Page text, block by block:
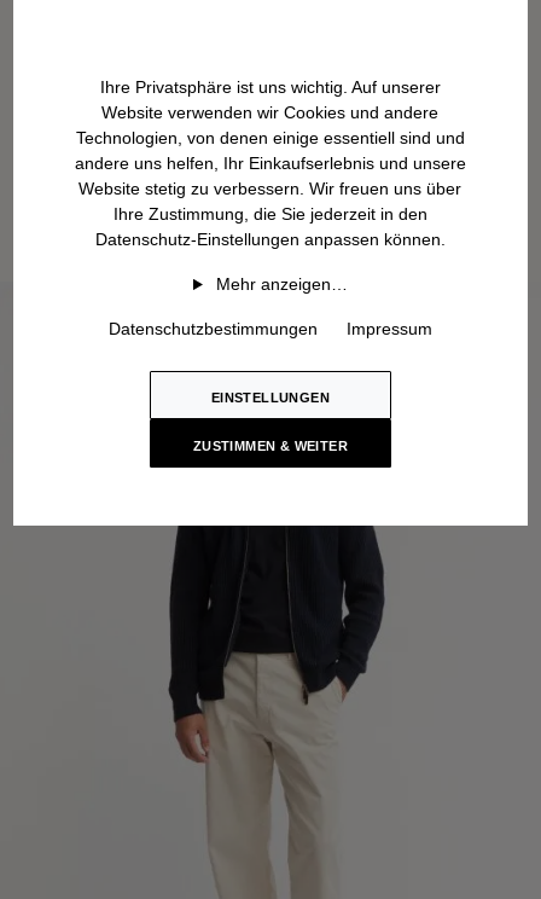
Ihre Privatsphäre ist uns wichtig. Auf unserer
Website verwenden wir Cookies und andere
Technologien, von denen einige essentiell sind und
andere uns helfen, Ihr Einkaufserlebnis und unsere
Website stetig zu verbessern. Wir freuen uns über
Ihre Zustimmung, die Sie jederzeit in den
Datenschutz-Einstellungen anpassen können.
Mehr anzeigen…
Datenschutzbestimmungen Impressum
EINSTELLUNGEN
ZUSTIMMEN & WEITER